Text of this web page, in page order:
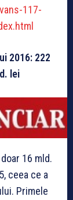
117-
2016: 222
lei
16 mld.
ceea ce a
Primele